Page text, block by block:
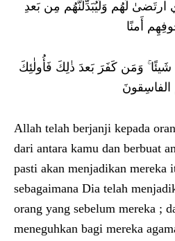
ارتَضىٰ لَهُم وَلَيُبَدِّلَنَّهُم مِن بَعدِ
وَمَن كَفَرَ بَعدَ ذٰلِكَ فَأُولٰئِكَ
Allah telah berjanji kepada
dari antara kamu dan berbuat
pasti akan menjadikan
sebagaimana Dia telah
orang yang sebelum mereka ;
meneguhkan bagi mereka